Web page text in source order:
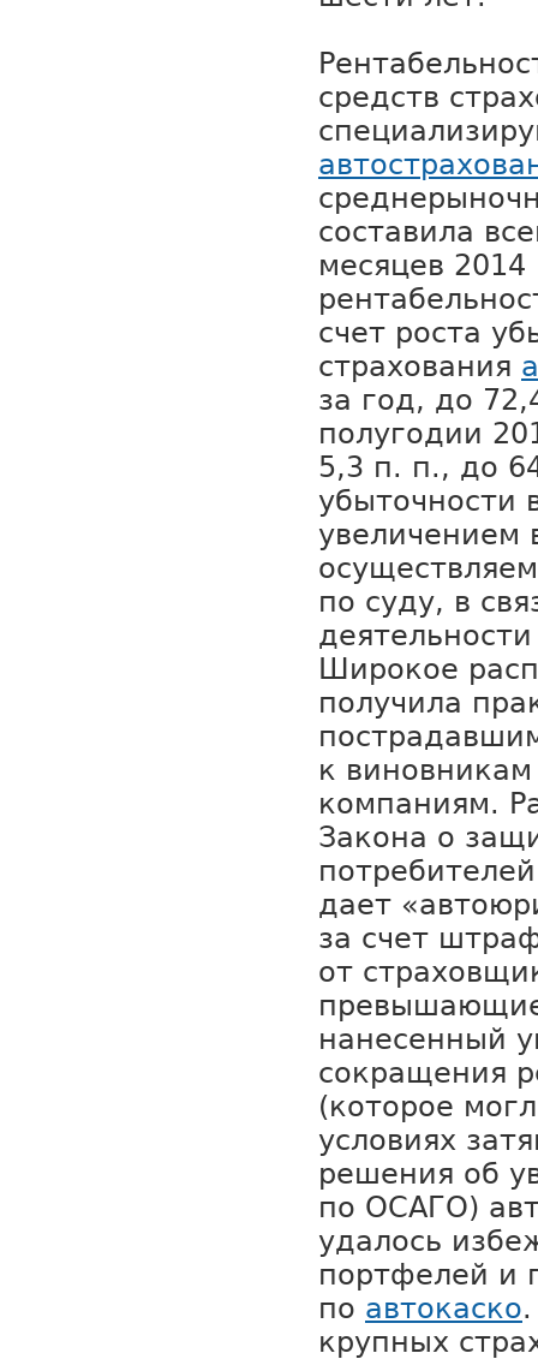
средств
составила
месяцев
счет роста
страхования
за год, до
полугодии
5,3 п. п., до
убыточности
увеличением
по суду, в
Широкое
получила
к
компаниям.
Закона о
дает
за счет
от
нанесенный
сокращения
(которое
условиях
решения об
по ОСАГО)
удалось
портфелей и
по автокаско
крупных